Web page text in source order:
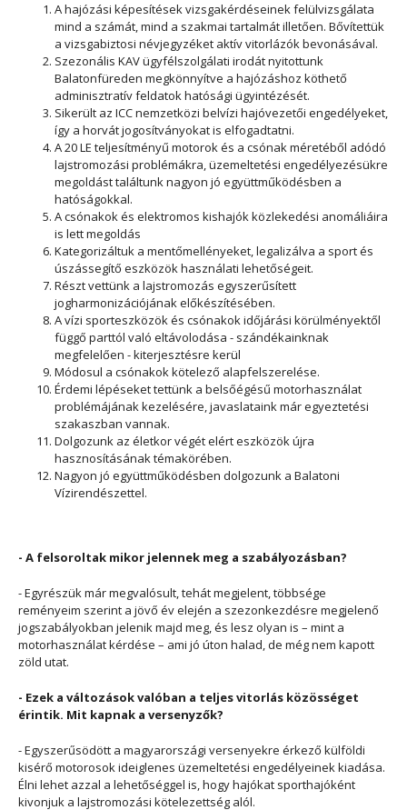
A hajózási képesítések vizsgakérdéseinek felülvizsgálata
mind a számát, mind a szakmai tartalmát illetően. Bővítettük
a vizsgabiztosi névjegyzéket aktív vitorlázók bevonásával.
Szezonális KAV ügyfélszolgálati irodát nyitottunk
Balatonfüreden megkönnyítve a hajózáshoz köthető
adminisztratív feldatok hatósági ügyintézését.
Sikerült az ICC nemzetközi belvízi hajóvezetői engedélyeket,
így a horvát jogosítványokat is elfogadtatni.
A 20 LE teljesítményű motorok és a csónak méretéből adódó
lajstromozási problémákra, üzemeltetési engedélyezésükre
megoldást találtunk nagyon jó együttműködésben a
hatóságokkal.
A csónakok és elektromos kishajók közlekedési anomáliáira
is lett megoldás
Kategorizáltuk a mentőmellényeket, legalizálva a sport és
úszássegítő eszközök használati lehetőségeit.
Részt vettünk a lajstromozás egyszerűsített
jogharmonizációjának előkészítésében.
A vízi sporteszközök és csónakok időjárási körülményektől
függő parttól való eltávolodása - szándékainknak
megfelelően - kiterjesztésre kerül
Módosul a csónakok kötelező alapfelszerelése.
Érdemi lépéseket tettünk a belsőégésű motorhasználat
problémájának kezelésére, javaslataink már egyeztetési
szakaszban vannak.
Dolgozunk az életkor végét elért eszközök újra
hasznosításának témakörében.
Nagyon jó együttműködésben dolgozunk a Balatoni
Vízirendészettel.
- A felsoroltak mikor jelennek meg a szabályozásban?
- Egyrészük már megvalósult, tehát megjelent, többsége
reményeim szerint a jövő év elején a szezonkezdésre megjelenő
jogszabályokban jelenik majd meg, és lesz olyan is – mint a
motorhasználat kérdése – ami jó úton halad, de még nem kapott
zöld utat.
- Ezek a változások valóban a teljes vitorlás közösséget
érintik. Mit kapnak a versenyzők?
- Egyszerűsödött a magyarországi versenyekre érkező külföldi
kisérő motorosok ideiglenes üzemeltetési engedélyeinek kiadása.
Élni lehet azzal a lehetőséggel is, hogy hajókat sporthajóként
kivonjuk a lajstromozási kötelezettség alól.